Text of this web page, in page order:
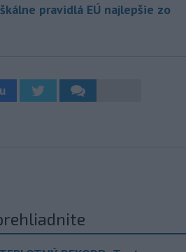
pravidlá EÚ najlepšie zo